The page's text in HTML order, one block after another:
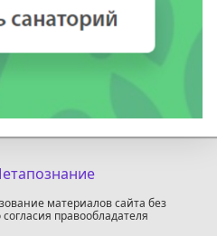
материалов сайта без
правообладателя